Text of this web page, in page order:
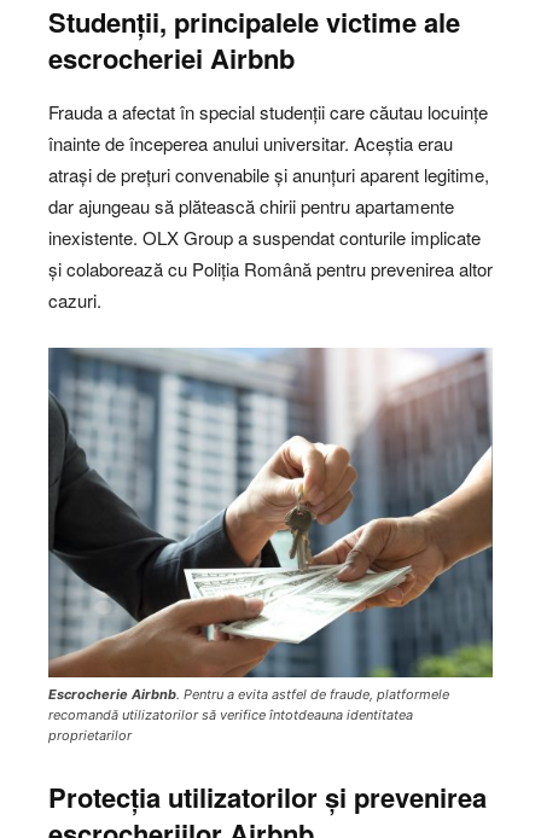
Studenții, principalele victime ale
escrocheriei Airbnb
Frauda a afectat în special studenții care căutau locuințe
înainte de începerea anului universitar. Aceștia erau
atrași de prețuri convenabile și anunțuri aparent legitime,
dar ajungeau să plătească chirii pentru apartamente
inexistente. OLX Group a suspendat conturile implicate
și colaborează cu Poliția Română pentru prevenirea altor
cazuri.
Escrocherie Airbnb. Pentru a evita astfel de fraude, platformele
recomandă utilizatorilor să verifice întotdeauna identitatea
proprietarilor
Protecția utilizatorilor și prevenirea